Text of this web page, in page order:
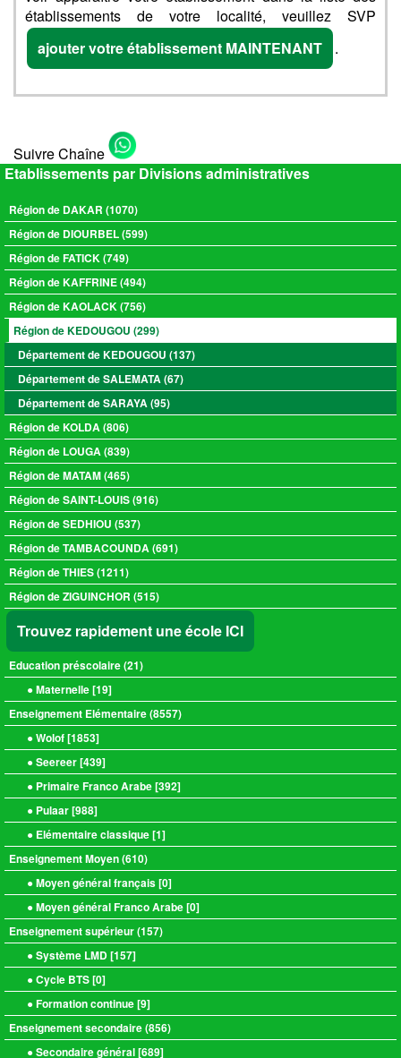
établissements de votre localité, veuillez SVP
ajouter votre établissement MAINTENANT
.
Suivre Chaîne
Etablissements par Divisions administratives
Région de DAKAR (1070)
Région de DIOURBEL (599)
Région de FATICK (749)
Région de KAFFRINE (494)
Région de KAOLACK (756)
Région de KEDOUGOU (299)
Département de KEDOUGOU (137)
Département de SALEMATA (67)
Département de SARAYA (95)
Région de KOLDA (806)
Région de LOUGA (839)
Région de MATAM (465)
Région de SAINT-LOUIS (916)
Région de SEDHIOU (537)
Région de TAMBACOUNDA (691)
Région de THIES (1211)
Région de ZIGUINCHOR (515)
Trouvez rapidement une école ICI
Education préscolaire (21)
● Maternelle [19]
Enseignement Elémentaire (8557)
● Wolof [1853]
● Seereer [439]
● Primaire Franco Arabe [392]
● Pulaar [988]
● Elémentaire classique [1]
Enseignement Moyen (610)
● Moyen général français [0]
● Moyen général Franco Arabe [0]
Enseignement supérieur (157)
● Système LMD [157]
● Cycle BTS [0]
● Formation continue [9]
Enseignement secondaire (856)
● Secondaire général [689]